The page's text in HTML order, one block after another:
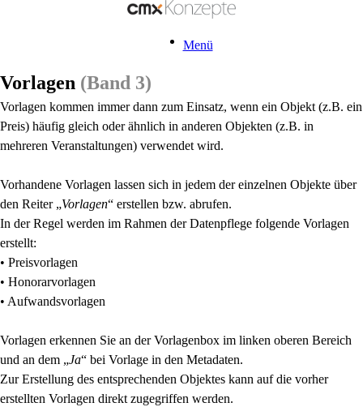
Menü
Vorlagen (Band 3)
Vorlagen kommen immer dann zum Einsatz, wenn ein Objekt (z.B. ein
Preis) häufig gleich oder ähnlich in anderen Objekten (z.B. in
mehreren Veranstaltungen) verwendet wird.
Vorhandene Vorlagen lassen sich in jedem der einzelnen Objekte über
den Reiter „Vorlagen“ erstellen bzw. abrufen.
In der Regel werden im Rahmen der Datenpflege folgende Vorlagen
erstellt:
• Preisvorlagen
• Honorarvorlagen
• Aufwandsvorlagen
Vorlagen erkennen Sie an der Vorlagenbox im linken oberen Bereich
und an dem „Ja“ bei Vorlage in den Metadaten.
Zur Erstellung des entsprechenden Objektes kann auf die vorher
erstellten Vorlagen direkt zugegriffen werden.